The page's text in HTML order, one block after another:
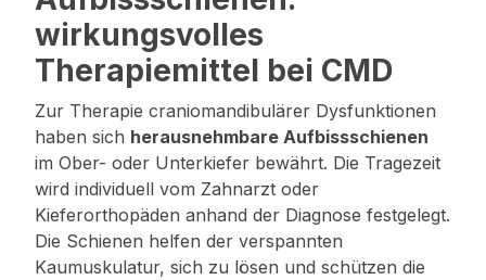
wirkungsvolles
Therapiemittel bei CMD
Zur Therapie craniomandibulärer Dysfunktionen
haben sich herausnehmbare Aufbissschienen
im Ober- oder Unterkiefer bewährt. Die Tragezeit
wird individuell vom Zahnarzt oder
Kieferorthopäden anhand der Diagnose festgelegt.
Die Schienen helfen der verspannten
Kaumuskulatur, sich zu lösen und schützen die